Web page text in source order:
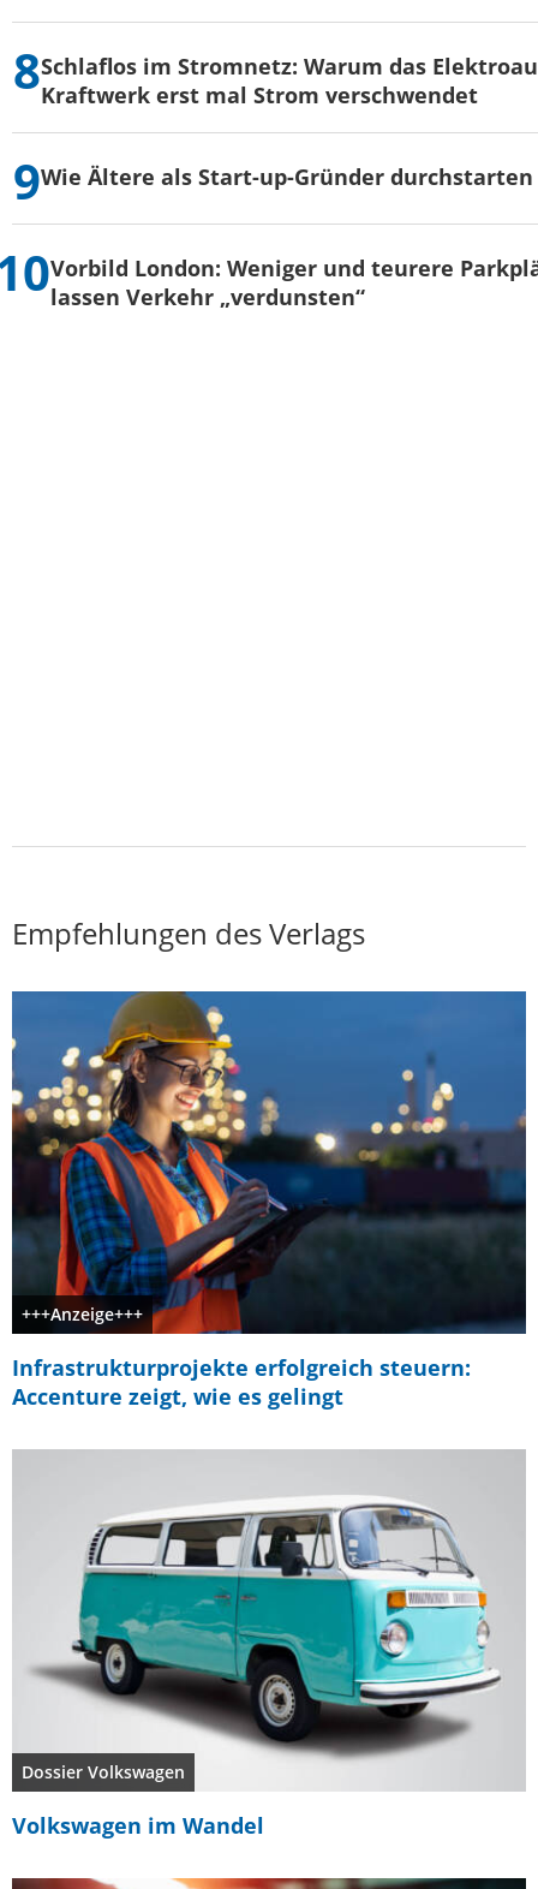
Schlaflos im Stromnetz: Warum das
Kraftwerk erst mal Strom verschwendet
Wie Ältere als Start-up-Gründer durchstarten
Vorbild London: Weniger und teurere
lassen Verkehr „verdunsten“
Empfehlungen des Verlags
+++Anzeige+++
Infrastrukturprojekte erfolgreich steuern:
Accenture zeigt, wie es gelingt
Dossier Volkswagen
Volkswagen im Wandel